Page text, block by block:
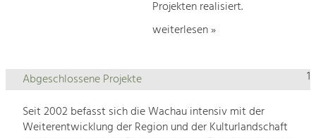
Projekten realisiert.
weiterlesen »
1
Abgeschlossene Projekte
Seit 2002 befasst sich die Wachau intensiv mit der
Weiterentwicklung der Region und der Kulturlandschaft